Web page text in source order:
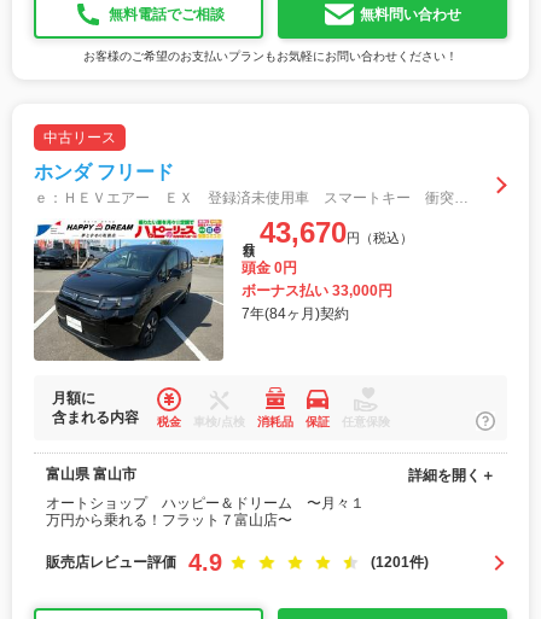
無料電話でご相談 無料問い合わせ
お客様のご希望のお支払いプランもお気軽にお問い合わせください！
中古リース
ホンダ フリード
ｅ：ＨＥＶエアー ＥＸ 登録済未使用車 スマートキー 衝突軽減ブレーキ ＢＳＭ バックカメラ 両側電動スライドドア オートライト オートエアコン シートヒーター ＡＣＣ ステアリングスイッチ ＬＥＤライト 純正１５インチＡＷ
43,670円（税込）
頭金 0円
ボーナス払い 33,000円
7年(84ヶ月)契約
月額に
含まれる内容
税金 車検/点検 消耗品 保証 任意保険
富山県 富山市
オートショップ ハッピー＆ドリーム 〜月々１
万円から乗れる！フラット７富山店〜
詳細を開く＋
販売店レビュー評価 4.9 (1201件)